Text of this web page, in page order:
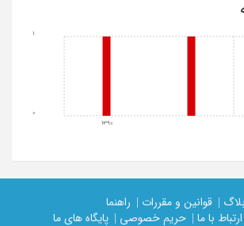
1390
0
1
| قوانین و مقررات |
راهنما
ارتباط با ما | حریم خصوصی | پایگاه های ما